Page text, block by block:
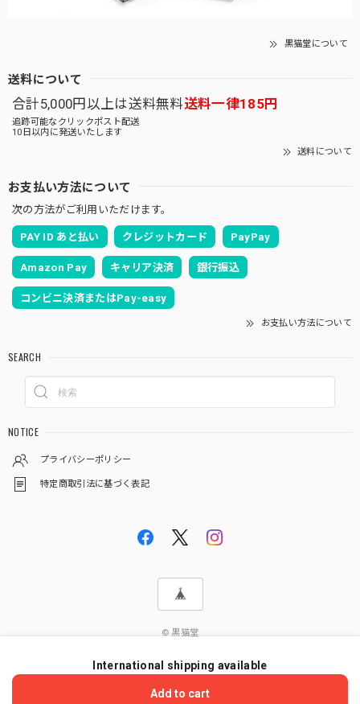
黒猫堂について
送料について
合計5,000円以上は送料無料送料一律185円
追跡可能なクリックポスト配送
10日以内に発送いたします
送料について
お支払い方法について
次の方法がご利用いただけます。
PAY ID あと払い クレジットカード PayPay
Amazon Pay キャリア決済 銀行振込
コンビニ決済またはPay-easy
お支払い方法について
SEARCH
NOTICE
プライバシーポリシー
特定商取引法に基づく表記
© 黒猫堂
International shipping available
Add to cart
ショップに質問する